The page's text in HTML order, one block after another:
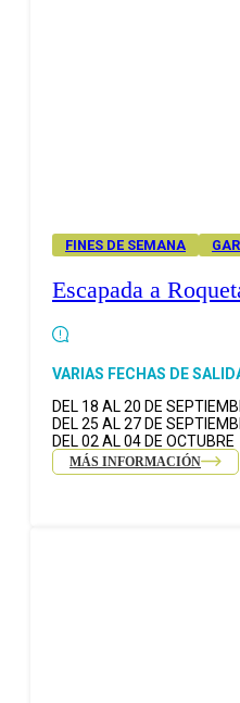
FINES DE SEMANA
Escapada a
VARIAS FECHAS DE
DEL 18 AL 20 DE
DEL 25 AL 27 DE
DEL 02 AL 04 DE OCTUBRE
MÁS INFORMACIÓN